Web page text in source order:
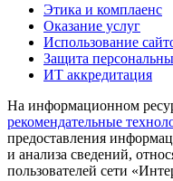
Этика и комплаенс
Оказание услуг
Использование
Защита
ИТ аккредитация
На информационном
рекомендательные
предоставления
и анализа сведений,
пользователей сети